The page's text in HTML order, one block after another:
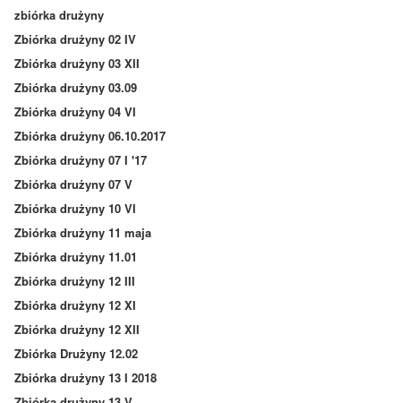
zbiórka drużyny
Zbiórka drużyny 02 IV
Zbiórka drużyny 03 XII
Zbiórka drużyny 03.09
Zbiórka drużyny 04 VI
Zbiórka drużyny 06.10.2017
Zbiórka drużyny 07 I '17
Zbiórka drużyny 07 V
Zbiórka drużyny 10 VI
Zbiórka drużyny 11 maja
Zbiórka drużyny 11.01
Zbiórka drużyny 12 III
Zbiórka drużyny 12 XI
Zbiórka drużyny 12 XII
Zbiórka Drużyny 12.02
Zbiórka drużyny 13 I 2018